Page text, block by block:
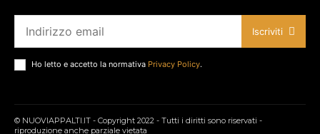
Iscriviti
Ho letto e accetto la normativa Privacy Policy.
© NUOVIAPPALTI.IT - Copyright 2022 - Tutti i diritti sono riservati -
riproduzione anche parziale vietata